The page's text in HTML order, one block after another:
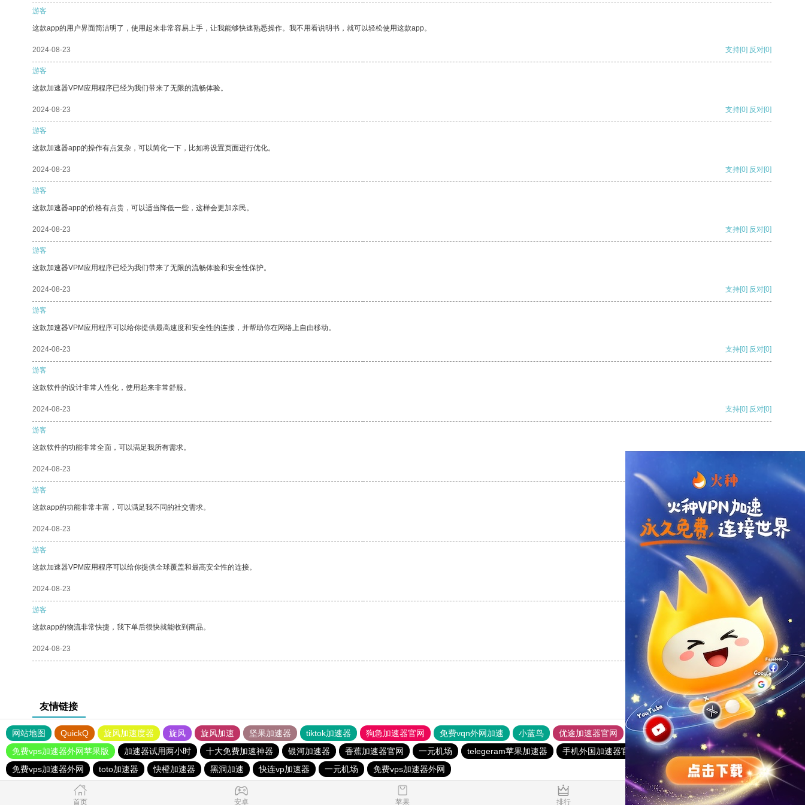
游客
这款app的用户界面简洁明了，使用起来非常容易上手，让我能够快速熟悉操作。我不用看说明书，就可以轻松使用这款app。
2024-08-23 支持[0] 反对[0]
游客
这款加速器VPM应用程序已经为我们带来了无限的流畅体验。
2024-08-23 支持[0] 反对[0]
游客
这款加速器app的操作有点复杂，可以简化一下，比如将设置页面进行优化。
2024-08-23 支持[0] 反对[0]
游客
这款加速器app的价格有点贵，可以适当降低一些，这样会更加亲民。
2024-08-23 支持[0] 反对[0]
游客
这款加速器VPM应用程序已经为我们带来了无限的流畅体验和安全性保护。
2024-08-23 支持[0] 反对[0]
游客
这款加速器VPM应用程序可以给你提供最高速度和安全性的连接，并帮助你在网络上自由移动。
2024-08-23 支持[0] 反对[0]
游客
这款软件的设计非常人性化，使用起来非常舒服。
2024-08-23 支持[0] 反对[0]
游客
这款软件的功能非常全面，可以满足我所有需求。
2024-08-23
游客
这款app的功能非常丰富，可以满足我不同的社交需求。
2024-08-23 支持 [0] 反对[0]
游客
这款加速器VPM应用程序可以给你提供全球覆盖和最高安全性的连接。
2024-08-23 支持[0] 反对
游客
这款app的物流非常快捷，我下单后很快就能收到商品。
2024-08-23 支持[0] 反对[0]
友情链接
网站地图 QuickQ 旋风加速度器 旋风 旋风加速 坚果加速器 tiktok加速器 狗急加速器官网 免费vqn外网加速 小蓝鸟 优途加速器官网 风驰加速器 旋风加速器
八戒看书
免费vps加速器外网苹果版
加速器试用两小时 十大免费加速神器 银河加速器 香蕉加速器官网 一元机场 telegeram苹果加速器 手机外国加速器官网 186下载站
快鸭加速器
免费vps加速器外网
toto加速器 快橙加速器 黑洞加速 快连vp加速器 一元机场 免费vps加速器外网
首页 安卓 苹果 排行 推荐